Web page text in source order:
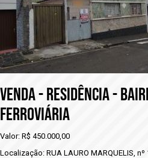
VENDA - rESIDÊNCIA -
FERROVIÁRIA
Valor: R$ 450.000,00
Localização: RUA LAURO MARQUELIS, nº